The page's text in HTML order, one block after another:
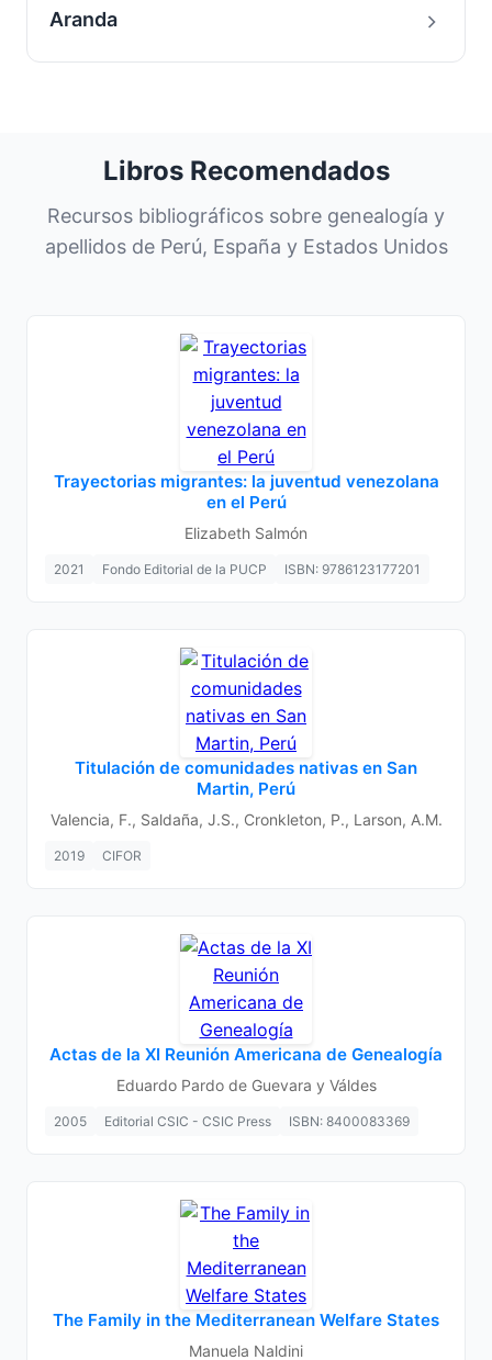
Aranda
Libros Recomendados
Recursos bibliográficos sobre genealogía y
apellidos de Perú, España y Estados Unidos
Trayectorias migrantes: la juventud venezolana
en el Perú
Elizabeth Salmón
2021 Fondo Editorial de la PUCP ISBN: 9786123177201
Titulación de comunidades nativas en San
Martin, Perú
Valencia, F., Saldaña, J.S., Cronkleton, P., Larson, A.M.
2019 CIFOR
Actas de la XI Reunión Americana de Genealogía
Eduardo Pardo de Guevara y Váldes
2005 Editorial CSIC - CSIC Press ISBN: 8400083369
The Family in the Mediterranean Welfare States
Manuela Naldini